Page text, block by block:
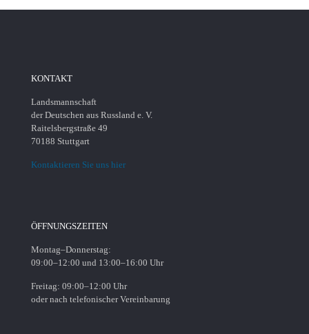
KONTAKT
Landsmannschaft
der Deutschen aus Russland e. V.
Raitelsbergstraße 49
70188 Stuttgart
Kontaktieren Sie uns hier
ÖFFNUNGSZEITEN
Montag–Donnerstag:
09:00–12:00 und 13:00–16:00 Uhr
Freitag: 09:00–12:00 Uhr
oder nach telefonischer Vereinbarung